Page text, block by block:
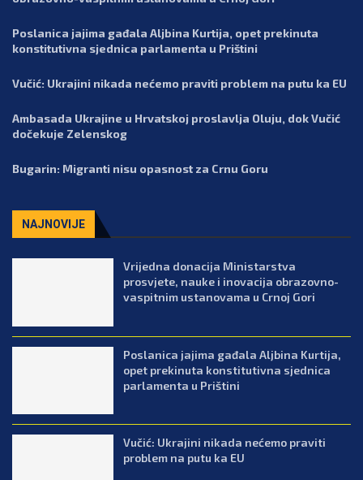
Poslanica jajima gađala Aljbina Kurtija, opet prekinuta
konstitutivna sjednica parlamenta u Prištini
Vučić: Ukrajini nikada nećemo praviti problem na putu ka EU
Ambasada Ukrajine u Hrvatskoj proslavlja Oluju, dok Vučić
dočekuje Zelenskog
Bugarin: Migranti nisu opasnost za Crnu Goru
NAJNOVIJE
Vrijedna donacija Ministarstva
prosvjete, nauke i inovacija obrazovno-
vaspitnim ustanovama u Crnoj Gori
Poslanica jajima gađala Aljbina Kurtija,
opet prekinuta konstitutivna sjednica
parlamenta u Prištini
Vučić: Ukrajini nikada nećemo praviti
problem na putu ka EU